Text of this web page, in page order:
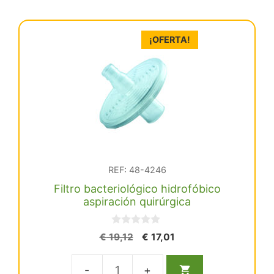
¡OFERTA!
REF: 48-4246
Filtro bacteriológico hidrofóbico
aspiración quirúrgica
0
d
€19,12
El
€ 17,01
actual